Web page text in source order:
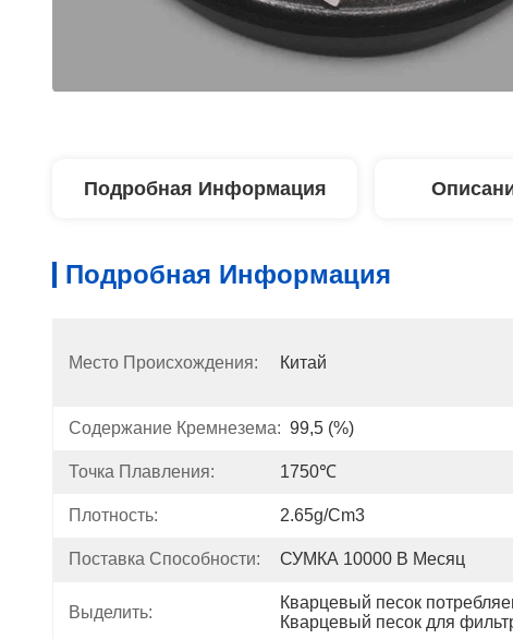
Подробная Информация
Подробная Информация
Место Происхождения: Китай
Содержание Кремнезема: 99,5 (%)
Точка Плавления: 1750℃
Плотность: 2.65g/cm3
Поставка Способности: СУМКА 10000 В Месяц
Выделить:
Кварцевый песок
Кварцевый песок для